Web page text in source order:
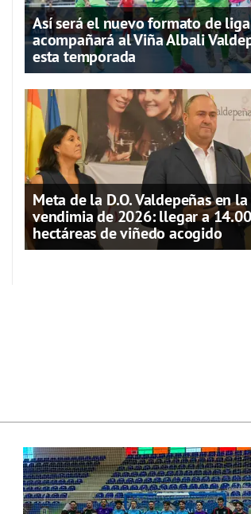
Así será el nuevo formato de
acompañará al Viña Albali
esta temporada
Meta de la D.O. Valdepeñas en la
vendimia de 2026: llegar a
hectáreas de viñedo acogido